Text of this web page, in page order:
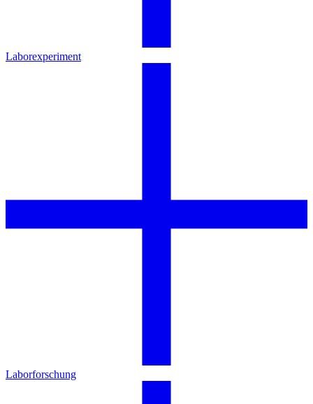
Laborexperiment
Laborforschung